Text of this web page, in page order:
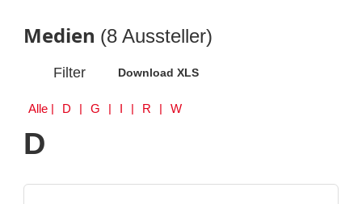
Medien (8 Aussteller)
Filter Download XLS
Alle | D | G | I | R | W
D